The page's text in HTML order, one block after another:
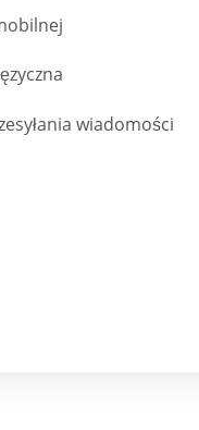
wiadomości